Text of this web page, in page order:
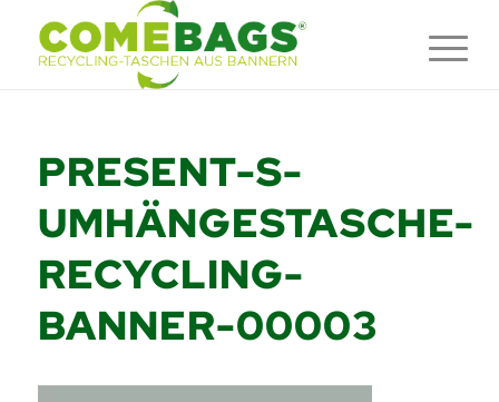
PRESENT-S-
UMHÄNGESTASCHE-
RECYCLING-
BANNER-00003